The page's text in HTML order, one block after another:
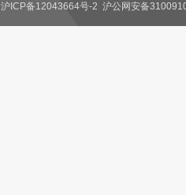
沪ICP备12043664号-2 沪公网安备